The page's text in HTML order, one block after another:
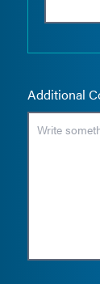
Additional